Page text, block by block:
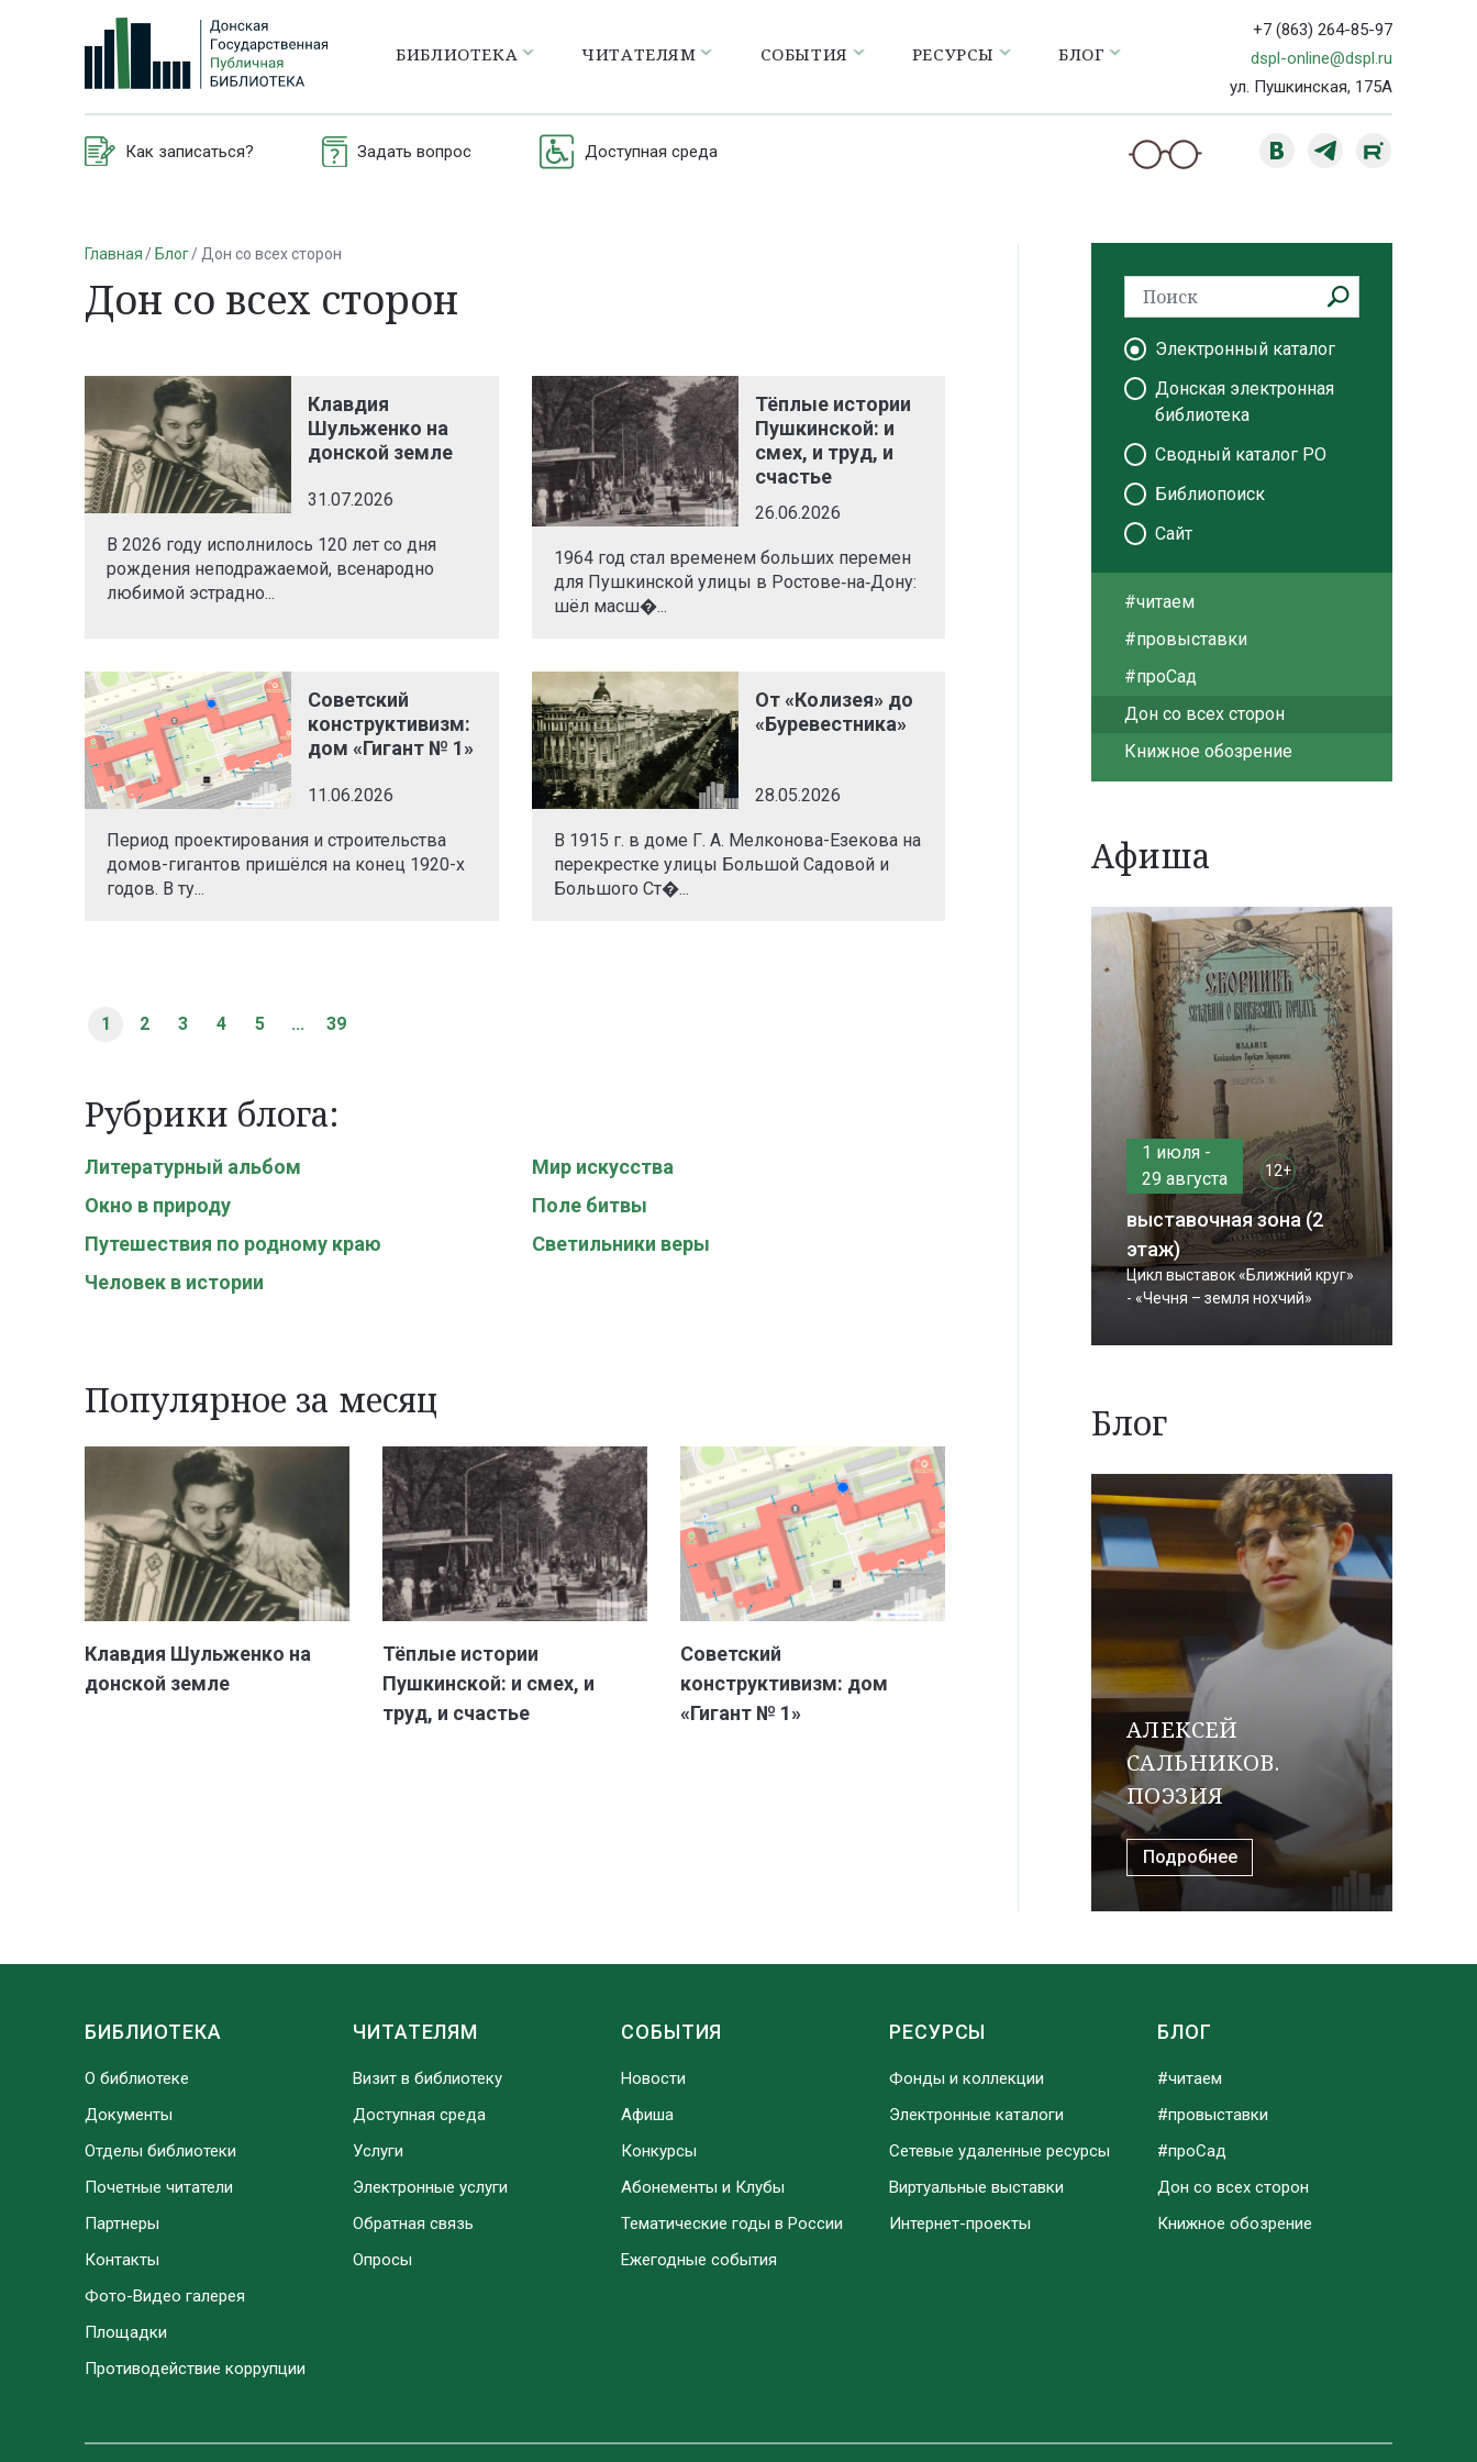
БИБЛИОТЕКА ЧИТАТЕЛЯМ СОБЫТИЯ РЕСУРСЫ БЛОГ
+7 (863) 264-85-97
dspl-online@dspl.ru
ул. Пушкинская, 175А
Как записаться? Задать вопрос Доступная среда
Главная Блог Дон со всех сторон
Дон со всех сторон
Клавдия
Шульженко на
донской земле
31.07.2026
В 2026 году исполнилось 120 лет со дня
рождения неподражаемой, всенародно
любимой эстрадно...
Тёплые истории
Пушкинской: и
смех, и труд, и
счастье
26.06.2026
1964 год стал временем больших перемен
для Пушкинской улицы в Ростове‑на‑Дону:
шёл масш�...
Советский
конструктивизм:
дом «Гигант № 1»
11.06.2026
Период проектирования и строительства
домов-гигантов пришёлся на конец 1920-х
годов. В ту...
От «Колизея» до
«Буревестника»
28.05.2026
В 1915 г. в доме Г. А. Мелконова-Езекова на
перекрестке улицы Большой Садовой и
Большого Ст�...
1 2 3 4 5 ... 39
Рубрики блога:
Литературный альбом
Мир искусства
Окно в природу
Поле битвы
Путешествия по родному краю
Светильники веры
Человек в истории
Популярное за месяц
Клавдия Шульженко на
донской земле
Тёплые истории
Пушкинской: и смех, и
труд, и счастье
Советский
конструктивизм: дом
«Гигант № 1»
Электронный каталог
Донская электронная
библиотека
Сводный каталог РО
Библиопоиск
Сайт
#читаем
#провыставки
#проСад
Дон со всех сторон
Книжное обозрение
Афиша
1 июля -
29 августа
12+
выставочная зона (2
этаж)
Цикл выставок «Ближний круг»
- «Чечня – земля нохчий»
Блог
АЛЕКСЕЙ
САЛЬНИКОВ.
ПОЭЗИЯ
Подробнее
БИБЛИОТЕКА
О библиотеке
Документы
Отделы библиотеки
Почетные читатели
Партнеры
Контакты
Фото-Видео галерея
Площадки
Противодействие коррупции
ЧИТАТЕЛЯМ
Визит в библиотеку
Доступная среда
Услуги
Электронные услуги
Обратная связь
Опросы
СОБЫТИЯ
Новости
Афиша
Конкурсы
Абонементы и Клубы
Тематические годы в России
Ежегодные события
РЕСУРСЫ
Фонды и коллекции
Электронные каталоги
Сетевые удаленные ресурсы
Виртуальные выставки
Интернет-проекты
БЛОГ
#читаем
#провыставки
#проСад
Дон со всех сторон
Книжное обозрение